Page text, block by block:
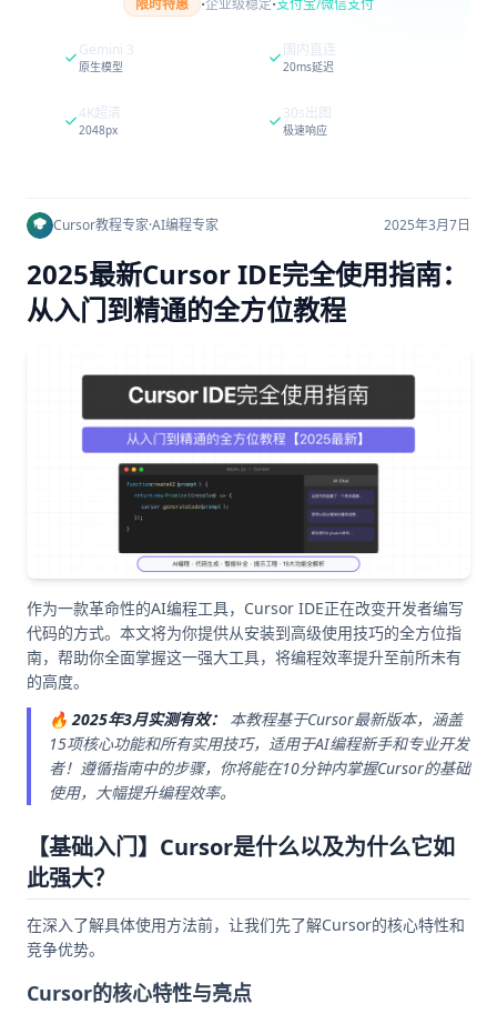
Gemini 3
原生模型
国内直连
20ms延迟
4K超清
2048px
30s出图
极速响应
Cursor教程专家·AI编程专家 2025年3月7日
2025最新Cursor IDE完全使用指南：
从入门到精通的全方位教程
作为一款革命性的AI编程工具，Cursor IDE正在改变开发者编写
代码的方式。本文将为你提供从安装到高级使用技巧的全方位指
南，帮助你全面掌握这一强大工具，将编程效率提升至前所未有
的高度。
🔥 2025年3月实测有效：
本教程基于Cursor最新版本，涵盖
15项核心功能和所有实用技巧，适用于AI编程新手和专业开发
者！遵循指南中的步骤，你将能在10分钟内掌握Cursor的基础
使用，大幅提升编程效率。
【基础入门】Cursor是什么以及为什么它如
此强大？
在深入了解具体使用方法前，让我们先了解Cursor的核心特性和
竞争优势。
Cursor的核心特性与亮点